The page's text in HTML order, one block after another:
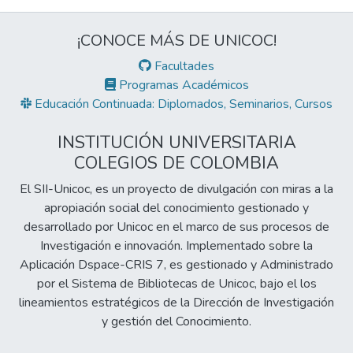
¡CONOCE MÁS DE UNICOC!
Facultades
Programas Académicos
Educación Continuada: Diplomados, Seminarios, Cursos
INSTITUCIÓN UNIVERSITARIA
COLEGIOS DE COLOMBIA
El SII-Unicoc, es un proyecto de divulgación con miras a la
apropiación social del conocimiento gestionado y
desarrollado por Unicoc en el marco de sus procesos de
Investigación e innovación. Implementado sobre la
Aplicación Dspace-CRIS 7, es gestionado y Administrado
por el Sistema de Bibliotecas de Unicoc, bajo el los
lineamientos estratégicos de la Dirección de Investigación
y gestión del Conocimiento.